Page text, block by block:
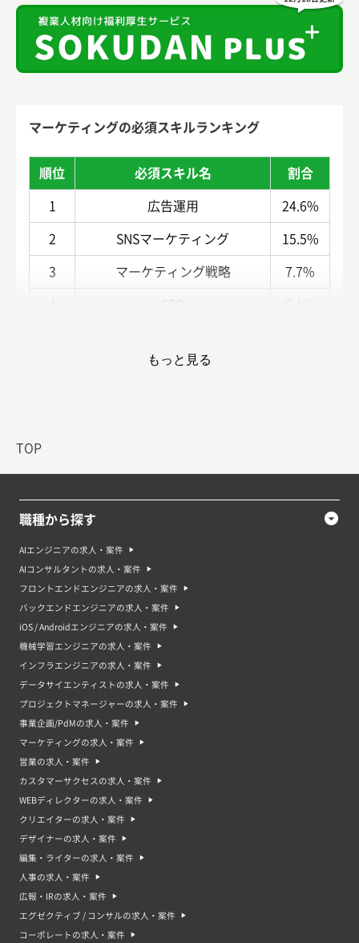
TOP
マーケティングの必須スキルランキング
順位 必須スキル名 割合
1 広告運用 24.6%
2 SNSマーケティング 15.5%
3 マーケティング戦略 7.7%
※ 想定時給: 案件ごとの平均報酬 / 平均稼働時間で算出
マーケティングの平均年収
マーケティングのリモート案件率
マーケティングの案件が多い業界
マーケティングの平均稼働日数
マーケティングの年収中央値・年収平均値
もっと見る
職種から探す
AIエンジニアの求人・案件
AIコンサルタントの求人・案件
フロントエンドエンジニアの求人・案件
バックエンドエンジニアの求人・案件
iOS / Androidエンジニアの求人・案件
機械学習エンジニアの求人・案件
インフラエンジニアの求人・案件
データサイエンティストの求人・案件
プロジェクトマネージャーの求人・案件
事業企画/PdMの求人・案件
マーケティングの求人・案件
営業の求人・案件
カスタマーサクセスの求人・案件
WEBディレクターの求人・案件
クリエイターの求人・案件
デザイナーの求人・案件
編集・ライターの求人・案件
人事の求人・案件
広報・IRの求人・案件
エグゼクティブ / コンサルの求人・案件
コーポレートの求人・案件